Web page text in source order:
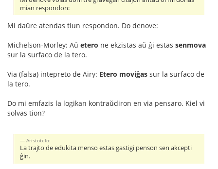
mian respondon:
Mi daŭre atendas tiun respondon. Do denove:
Michelson-Morley: Aŭ etero ne ekzistas aŭ ĝi estas senmova
sur la surfaco de la tero.
Via (falsa) intepreto de Airy: Etero moviĝas sur la surfaco de
la tero.
Do mi emfazis la logikan kontraŭdiron en via pensaro. Kiel vi
solvas tion?
Aristotelo:
La trajto de edukita menso estas gastigi penson sen akcepti
ĝin.